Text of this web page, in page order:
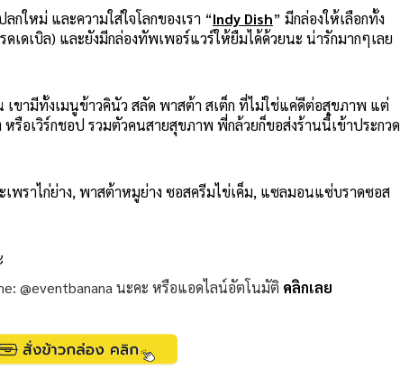
ใหม่ และความใส่ใจโลกของเรา “Indy Dish” มีกล่องให้เลือกทั้ง
เดเบิล) และยังมีกล่องทัพเพอร์แวร์ให้ยืมได้ด้วยนะ น่ารักมากๆเลย
ขามีทั้งเมนูข้าวคินัว สลัด พาสต้า สเต็ก ที่ไม่ใช่แค่ดีต่อสุขภาพ แต่
หรือเวิร์กชอป รวมตัวคนสายสุขภาพ พี่กล้วยก็ขอส่งร้านนี้เข้าประกวด
เพราไก่ย่าง, พาสต้าหมูย่าง ซอสครีมไข่เค็ม, แซลมอนแซ่บราดซอส
@eventbanana นะคะ หรือแอดไลน์อัตโนมัติ คลิกเลย